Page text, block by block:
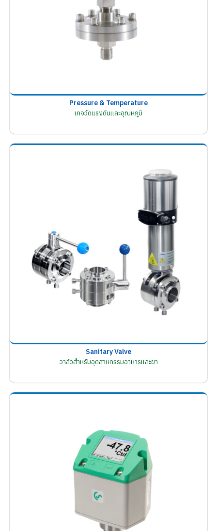
Pressure & Temperature
เกจวัดแรงดันและอุณหภูมิ
Sanitary Valve
วาล์วสำหรับอุตสาหกรรมอาหารและยา